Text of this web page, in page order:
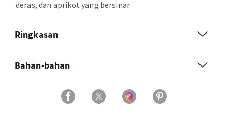
deras, dan aprikot yang bersinar.
Ringkasan
Bahan-bahan